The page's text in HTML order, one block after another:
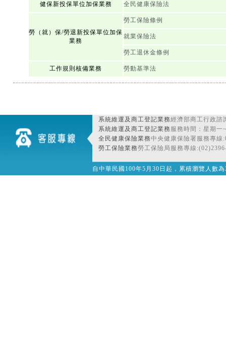
健保新投保單位加保業務 全民健康保險法
勞（就）保/勞退新投保單位加保
業務
勞工保險條例
就業保險法
勞工退休金條例
工作規則核備業務 勞動基準法
系統維運及商工登記業務經濟部商工行
系統維運及商工登記業務 服務時間：星期一
全民健康保險業務中央健康保險署服務專線
勞工保險業務勞工保險局服務專線
自中華民國100年5月30日起，累積瀏覽人數